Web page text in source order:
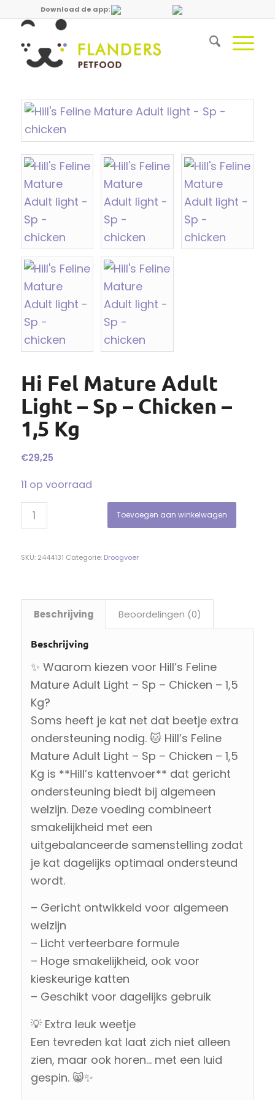
Download de app:
Hi Fel Mature Adult
Light – Sp – Chicken –
1,5 Kg
€29,25
11 op voorraad
Toevoegen aan winkelwagen
SKU: 2444131 Categorie: Droogvoer
Beschrijving Beoordelingen (0)
Beschrijving
✨ Waarom kiezen voor Hill’s Feline
Mature Adult Light – Sp – Chicken – 1,5
Kg?
Soms heeft je kat net dat beetje extra
ondersteuning nodig. 🐱 Hill’s Feline
Mature Adult Light – Sp – Chicken – 1,5
Kg is **Hill’s kattenvoer** dat gericht
ondersteuning biedt bij algemeen
welzijn. Deze voeding combineert
smakelijkheid met een
uitgebalanceerde samenstelling zodat
je kat dagelijks optimaal ondersteund
wordt.
– Gericht ontwikkeld voor algemeen
welzijn
– Licht verteerbare formule
– Hoge smakelijkheid, ook voor
kieskeurige katten
– Geschikt voor dagelijks gebruik
💡 Extra leuk weetje
Een tevreden kat laat zich niet alleen
zien, maar ook horen… met een luid
gespin. 😸✨